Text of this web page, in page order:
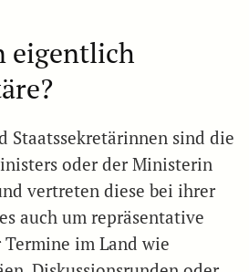
eigentlich
Staatssekretärinnen sind die
oder der Ministerin
vertreten diese bei ihrer
auch um repräsentative
im Land wie